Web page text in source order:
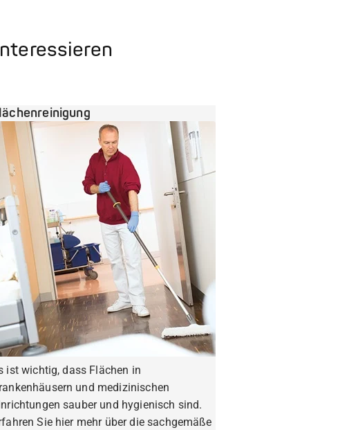
ist wichtig, dass Flächen in
und medizinischen
sauber und hygienisch sind.
Sie hier mehr über die sachgemäße